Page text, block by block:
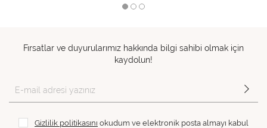
Fırsatlar ve duyurularımız hakkında bilgi sahibi olmak için
kaydolun!
Gizlilik politikasını okudum ve elektronik posta almayı kabul